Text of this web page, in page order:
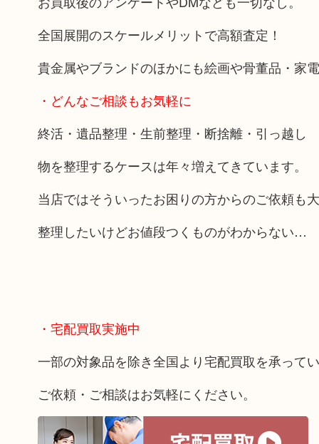
全国展開のスケールメリットで高額査定！
貴金属やブランドのほかにも絵画や骨董品・家
・どんなご相談もお気軽に
終活・遺品整理・生前整理・断捨離・引っ越し
物を整理するケースは年々増えてきています。
当店ではそういったお困りの方からのご依頼も大
整理したいけどお値段つくものがわからない…
・宅配買取実施中
一部の対象品を除き全国より宅配買取を承ってい
ご依頼・ご相談はお気軽にください。